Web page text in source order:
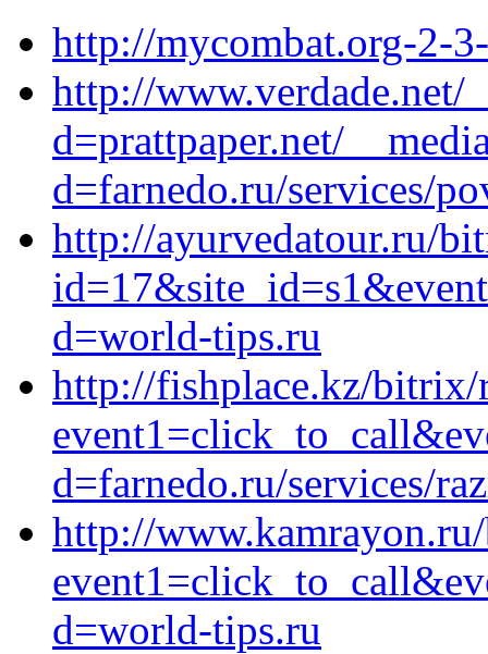
http://mycombat.org-2-
http://www.verdade.net/
d=prattpaper.net/
d=farnedo.ru/services/
http://ayurvedatour.ru/
d=world-tips.ru
http://fishplace.kz/bitrix/
d=farnedo.ru/services/
http://
d=world-tips.ru